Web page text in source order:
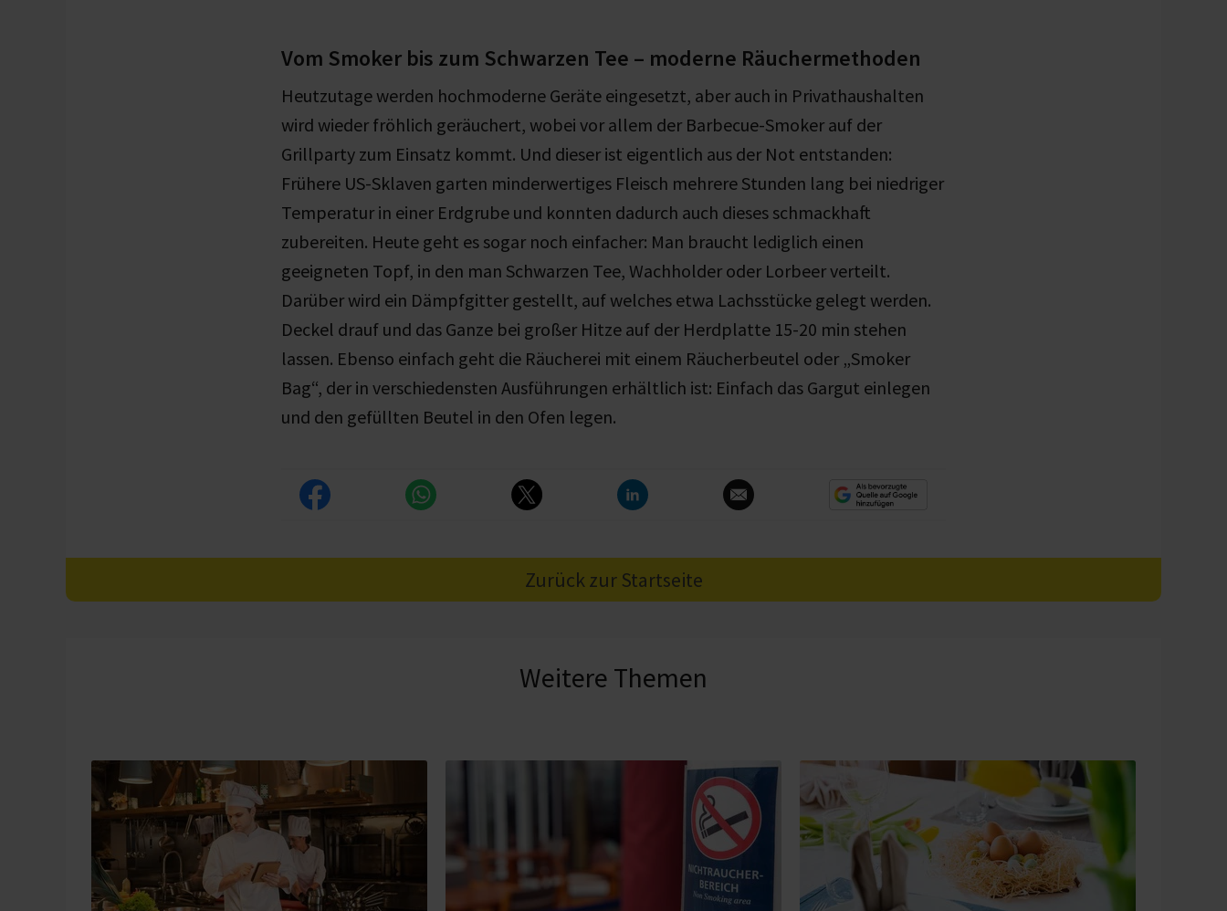
Vom Smoker bis zum Schwarzen Tee – moderne Räuchermethoden
Heutzutage werden hochmoderne Geräte eingesetzt, aber auch in Privathaushalten
wird wieder fröhlich geräuchert, wobei vor allem der Barbecue-Smoker auf der
Grillparty zum Einsatz kommt. Und dieser ist eigentlich aus der Not entstanden:
Frühere US-Sklaven garten minderwertiges Fleisch mehrere Stunden lang bei niedriger
Temperatur in einer Erdgrube und konnten dadurch auch dieses schmackhaft
zubereiten. Heute geht es sogar noch einfacher: Man braucht lediglich einen
geeigneten Topf, in den man Schwarzen Tee, Wachholder oder Lorbeer verteilt.
Darüber wird ein Dämpfgitter gestellt, auf welches etwa Lachsstücke gelegt werden.
Deckel drauf und das Ganze bei großer Hitze auf der Herdplatte 15-20 min stehen
lassen. Ebenso einfach geht die Räucherei mit einem Räucherbeutel oder „Smoker
Bag“, der in verschiedensten Ausführungen erhältlich ist: Einfach das Gargut einlegen
und den gefüllten Beutel in den Ofen legen.
Zurück zur Startseite
Weitere Themen